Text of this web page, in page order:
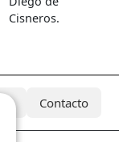
Cisneros.
Contacto